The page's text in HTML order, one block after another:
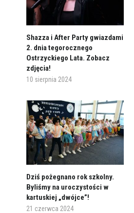
Shazza i After Party gwiazdami
2. dnia tegorocznego
Ostrzyckiego Lata. Zobacz
zdjęcia!
10 sierpnia 2024
Dziś pożegnano rok szkolny.
Byliśmy na uroczystości w
kartuskiej „dwójce”!
21 czerwca 2024